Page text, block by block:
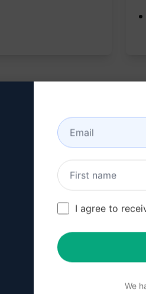
te verbeteren en te
volledig uniek en menselijk te
I agree to
We